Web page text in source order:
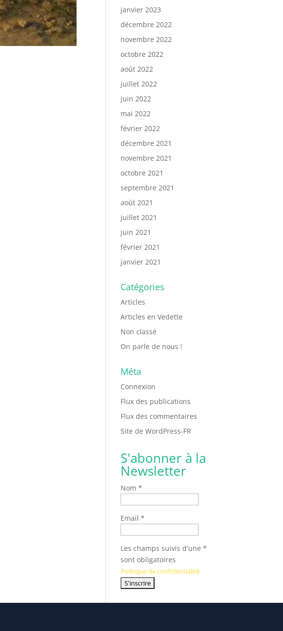
janvier 2023
décembre 2022
novembre 2022
octobre 2022
août 2022
juillet 2022
juin 2022
mai 2022
février 2022
décembre 2021
novembre 2021
octobre 2021
septembre 2021
août 2021
juillet 2021
juin 2021
février 2021
janvier 2021
Catégories
Articles
Articles en Vedette
Non classé
On parle de nous !
Méta
Connexion
Flux des publications
Flux des commentaires
Site de WordPress-FR
S'abonner à la
Newsletter
Nom *
Email *
Les champs suivis d'une *
sont obligatoires
Politique de confidentialité